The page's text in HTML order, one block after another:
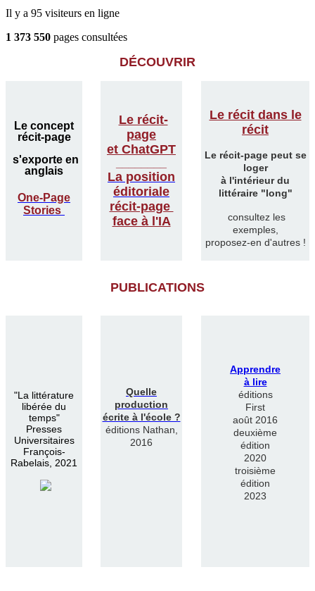
Il y a 95 visiteurs en ligne
1 373 550 pages consultées
DÉCOUVRIR
Le concept
récit-page
s'exporte en
anglais
One-Page
Stories
Le récit-
page
et ChatGPT
La position
éditoriale
récit-page
face à l'IA
Le récit dans le
récit
Le récit-page peut se
loger
à l'intérieur du
littéraire "long"
consultez les
exemples,
proposez-en d'autres !
PUBLICATIONS
"La littérature
libérée du
temps"
Presses
Universitaires
François-
Rabelais, 2021
Quelle
production
écrite à l'école ?
éditions Nathan,
2016
Apprendre
à lire
éditions
First
août 2016
deuxième
édition
2020
troisième
édition
2023